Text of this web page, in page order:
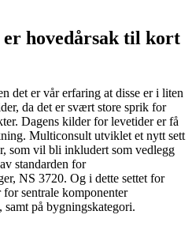
hovedårsak til kort
det er vår erfaring at disse er i liten
da det er svært store sprik for
Dagens kilder for levetider er få
Multiconsult utviklet et nytt sett
som vil bli inkludert som vedlegg
standarden for
NS 3720. Og i dette settet for
sentrale komponenter
på bygningskategori.